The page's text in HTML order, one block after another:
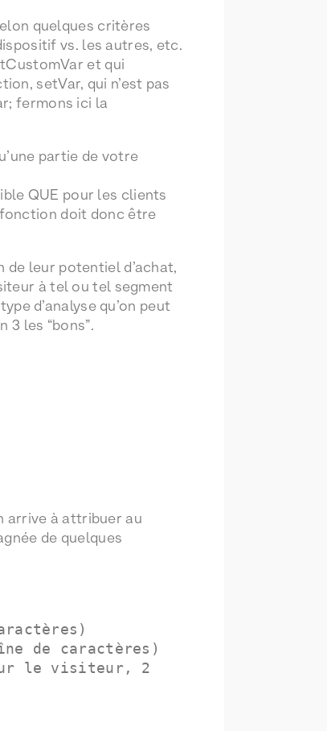
quelques critères
vs. les autres, etc.
et qui
setVar, qui n’est pas
fermons ici la
partie de votre
QUE pour les clients
fonction doit donc être
leur potentiel d’achat,
à tel ou tel segment
d’analyse qu’on peut
3 les “bons”.
arrive à attribuer au
de quelques
de caractères)
le visiteur, 2